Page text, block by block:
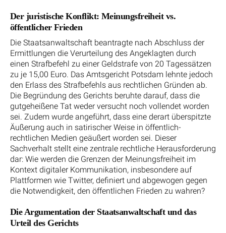
Der juristische Konflikt: Meinungsfreiheit vs.
öffentlicher Frieden
Die Staatsanwaltschaft beantragte nach Abschluss der
Ermittlungen die Verurteilung des Angeklagten durch
einen Strafbefehl zu einer Geldstrafe von 20 Tagessätzen
zu je 15,00 Euro. Das Amtsgericht Potsdam lehnte jedoch
den Erlass des Strafbefehls aus rechtlichen Gründen ab.
Die Begründung des Gerichts beruhte darauf, dass die
gutgeheißene Tat weder versucht noch vollendet worden
sei. Zudem wurde angeführt, dass eine derart überspitzte
Äußerung auch in satirischer Weise in öffentlich-
rechtlichen Medien geäußert worden sei. Dieser
Sachverhalt stellt eine zentrale rechtliche Herausforderung
dar: Wie werden die Grenzen der Meinungsfreiheit im
Kontext digitaler Kommunikation, insbesondere auf
Plattformen wie Twitter, definiert und abgewogen gegen
die Notwendigkeit, den öffentlichen Frieden zu wahren?
Die Argumentation der Staatsanwaltschaft und das
Urteil des Gerichts